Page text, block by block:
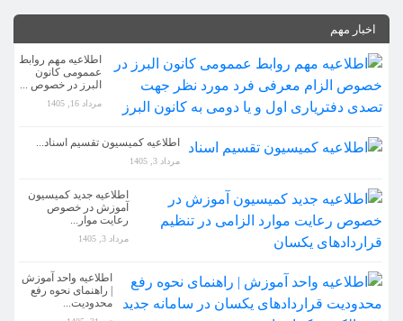
اخبار مهم
اطلاعیه مهم روابط
عممومی کانون
البرز در خصوص ...
مرداد 16, 1405
اطلاعیه کمیسیون تقسیم اسناد...
مرداد 3, 1405
اطلاعیه جدید کمیسیون
آموزش در خصوص
رعایت موار...
مرداد 3, 1405
اطلاعیه واحد آموزش
| راهنمای نحوه رفع
محدودیت...
اطلاعیه کمیسیون تقسیم اسناد...
مرداد 3, 1405
اطلاعیه جدید کمیسیون آموزش در خصوص رعایت موار...
اطلاعیه واحد آموزش | راهنمای نحوه رفع محدودیت...
تیر 31, 1405
برگزاری مراسم اختبار دفتریاران اسناد رسمی در ...
تیر 31, 1405